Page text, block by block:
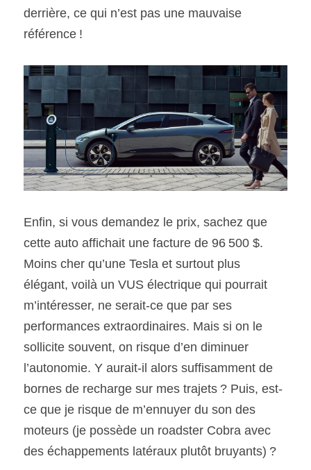
derrière, ce qui n’est pas une mauvaise
référence !
Enfin, si vous demandez le prix, sachez que
cette auto affichait une facture de 96 500 $.
Moins cher qu’une Tesla et surtout plus
élégant, voilà un VUS électrique qui pourrait
m’intéresser, ne serait-ce que par ses
performances extraordinaires. Mais si on le
sollicite souvent, on risque d’en diminuer
l’autonomie. Y aurait-il alors suffisamment de
bornes de recharge sur mes trajets ? Puis, est-
ce que je risque de m’ennuyer du son des
moteurs (je possède un roadster Cobra avec
des échappements latéraux plutôt bruyants) ?